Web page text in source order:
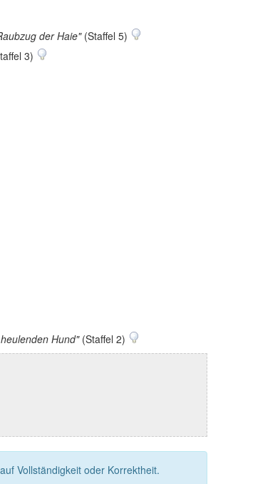
der Haie"(Staffel 5)
3)
Hund"(Staffel 2)
Vollständigkeit oder Korrektheit.